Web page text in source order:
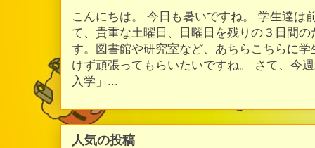
こんにちは。 今日も暑いですね。 学生達は
て、貴重な土曜日、日曜日を残りの３日間
す。図書館や研究室など、あちらこちらに
けず頑張ってもらいたいですね。 さて、今
入学」...
人気の投稿